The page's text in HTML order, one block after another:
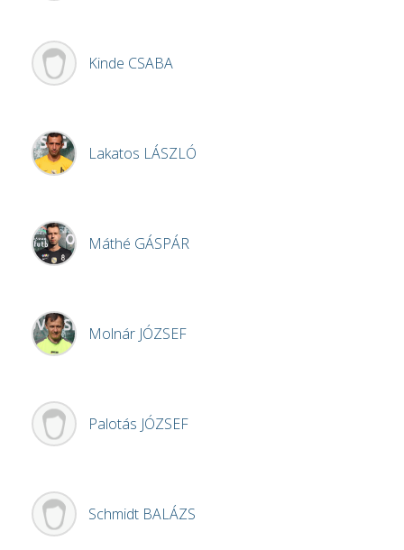
Kinde CSABA
Lakatos LÁSZLÓ
Máthé GÁSPÁR
Molnár JÓZSEF
Palotás JÓZSEF
Schmidt BALÁZS